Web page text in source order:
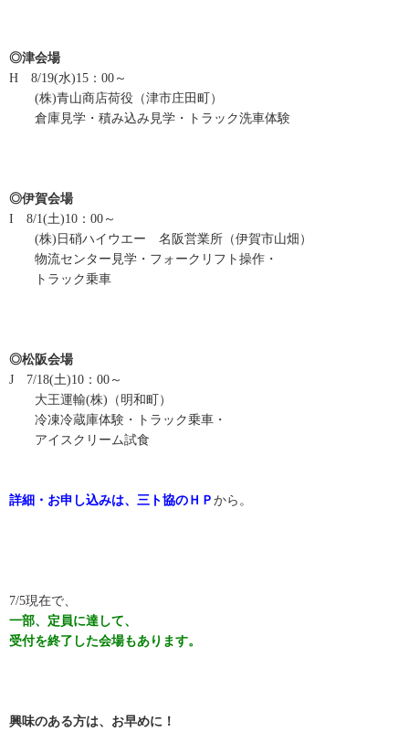
◎津会場
H 8/19(水)15：00～
(株)青山商店荷役（津市庄田町）
倉庫見学・積み込み見学・トラック洗車体験
◎伊賀会場
I 8/1(土)10：00～
(株)日硝ハイウエー 名阪営業所（伊賀市山畑）
物流センター見学・フォークリフト操作・
トラック乗車
◎松阪会場
J 7/18(土)10：00～
大王運輸(株)（明和町）
冷凍冷蔵庫体験・トラック乗車・
アイスクリーム試食
詳細・お申し込みは、三ト協のＨＰ から。
7/5現在で、
一部、定員に達して、
受付を終了した会場もあります。
興味のある方は、お早めに！